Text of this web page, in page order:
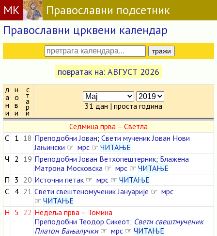
МК
Православни подсетник
Православни црквени календар
повратак на: АВГУСТ 2026
д
а
н
и
н
о
в
и
с
т
а
р
и
31 дан | проста година
Седмица прва – Светла
С 1 18 Преподобни Јован; Свети мученик Јован Нови
Јањински ☞ мрс ☞ ЧИТАЊЕ
Ч
2 19 Преподобни Јован Ветхопештерник; Блажена
Матрона Московска ☞ мрс ☞ ЧИТАЊЕ
П 3 20 Источни петак ☞ мрс ☞ ЧИТАЊЕ
С 4 21 Свети свештеномученик Јануарије ☞ мрс
☞ ЧИТАЊЕ
Н 5 22 Недеља прва – Томина
Преподобни Теодор Сикеот; Свети свештмученик
Платон Бањалучки☞ мрс ☞ ЧИТАЊЕ